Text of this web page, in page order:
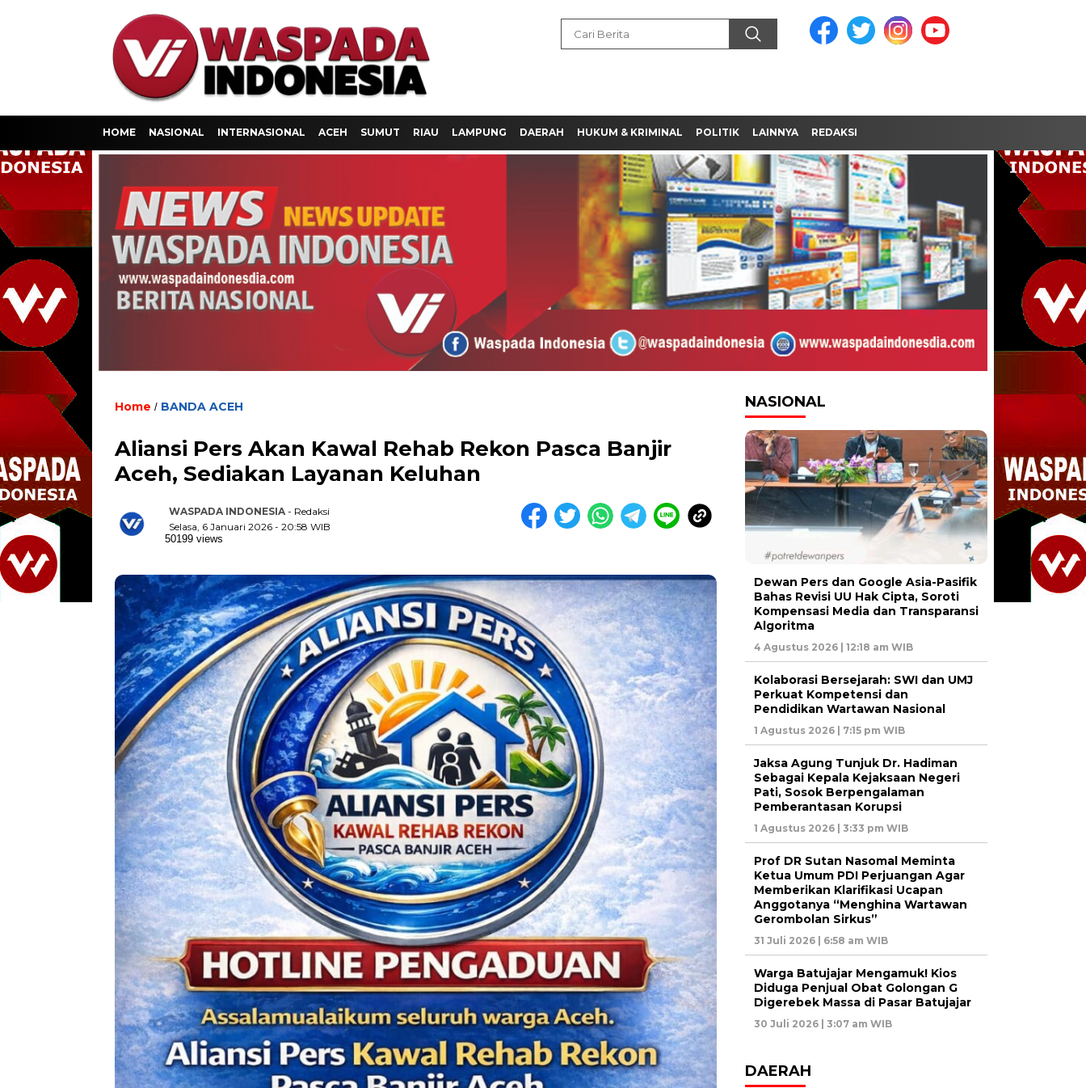
HOME NASIONAL INTERNASIONAL ACEH SUMUT RIAU LAMPUNG DAERAH HUKUM & KRIMINAL POLITIK LAINNYA REDAKSI
Home / BANDA ACEH
Aliansi Pers Akan Kawal Rehab Rekon Pasca Banjir
Aceh, Sediakan Layanan Keluhan
WASPADA INDONESIA - Redaksi
Selasa, 6 Januari 2026 - 20:58 WIB
50199 views
NASIONAL
Dewan Pers dan Google Asia-Pasifik
Bahas Revisi UU Hak Cipta, Soroti
Kompensasi Media dan Transparansi
Algoritma
4 Agustus 2026 | 12:18 am WIB
Kolaborasi Bersejarah: SWI dan UMJ
Perkuat Kompetensi dan
Pendidikan Wartawan Nasional
1 Agustus 2026 | 7:15 pm WIB
Jaksa Agung Tunjuk Dr. Hadiman
Sebagai Kepala Kejaksaan Negeri
Pati, Sosok Berpengalaman
Pemberantasan Korupsi
1 Agustus 2026 | 3:33 pm WIB
Prof DR Sutan Nasomal Meminta
Ketua Umum PDI Perjuangan Agar
Memberikan Klarifikasi Ucapan
Anggotanya “Menghina Wartawan
Gerombolan Sirkus”
31 Juli 2026 | 6:58 am WIB
Warga Batujajar Mengamuk! Kios
Diduga Penjual Obat Golongan G
Digerebek Massa di Pasar Batujajar
30 Juli 2026 | 3:07 am WIB
DAERAH